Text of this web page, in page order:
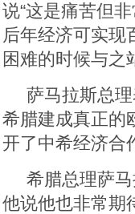
说“这是痛苦但
后年经济可实现
困难的时候与之
萨马拉斯总
希腊建成真正的
开了中希经济合
希腊总理萨
他说他也非常期